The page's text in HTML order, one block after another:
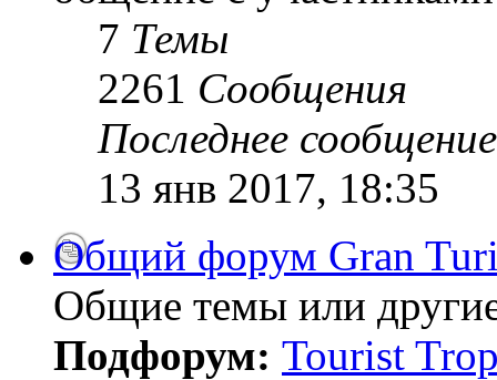
7 Темы
2261 Сообщения
Последнее сообщение
13 янв 2017, 18:35
Общий форум Gran
Общие темы или
Подфорум: Tourist